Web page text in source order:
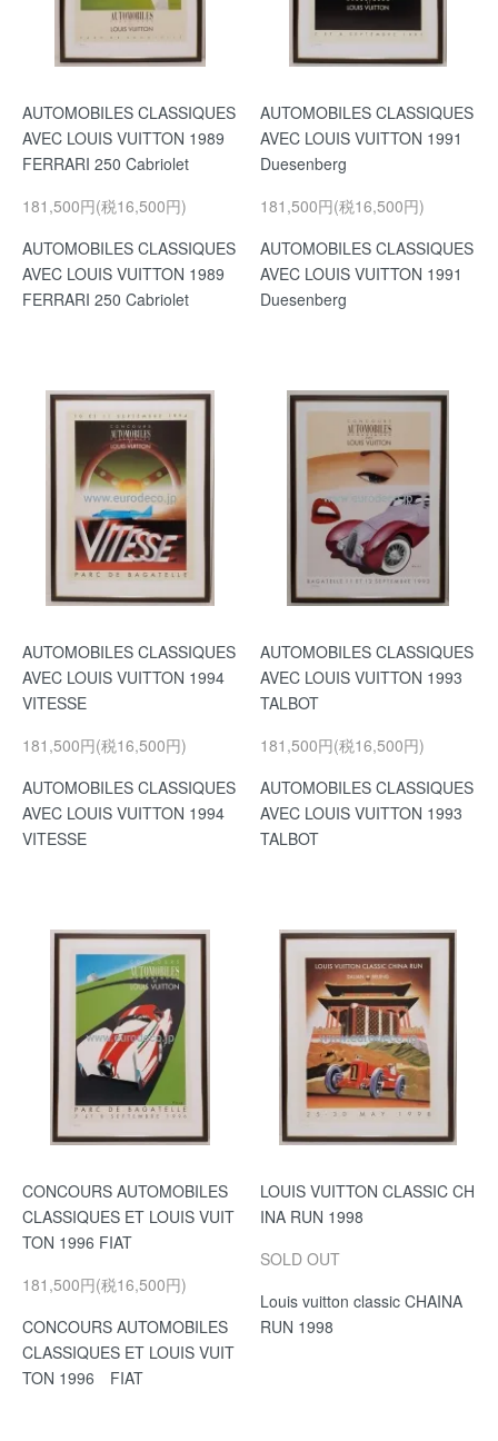
AUTOMOBILES CLASSIQUES
AVEC LOUIS VUITTON 1989
FERRARI 250 Cabriolet
181,500円(税16,500円)
AUTOMOBILES CLASSIQUES
AVEC LOUIS VUITTON 1989
FERRARI 250 Cabriolet
AUTOMOBILES CLASSIQUES
AVEC LOUIS VUITTON 1991
Duesenberg
181,500円(税16,500円)
AUTOMOBILES CLASSIQUES
AVEC LOUIS VUITTON 1991
Duesenberg
AUTOMOBILES CLASSIQUES
AVEC LOUIS VUITTON 1994
VITESSE
181,500円(税16,500円)
AUTOMOBILES CLASSIQUES
AVEC LOUIS VUITTON 1994
VITESSE
AUTOMOBILES CLASSIQUES
AVEC LOUIS VUITTON 1993
TALBOT
181,500円(税16,500円)
AUTOMOBILES CLASSIQUES
AVEC LOUIS VUITTON 1993
TALBOT
CONCOURS AUTOMOBILES
CLASSIQUES ET LOUIS VUIT
TON 1996 FIAT
181,500円(税16,500円)
CONCOURS AUTOMOBILES
CLASSIQUES ET LOUIS VUIT
TON 1996 FIAT
LOUIS VUITTON CLASSIC CH
INA RUN 1998
SOLD OUT
Louis vuitton classic CHAINA
RUN 1998